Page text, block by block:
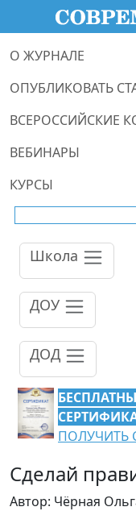
О ЖУРНАЛЕ
ОПУБЛИКОВАТЬ
ВСЕРОССИЙСКИЕ
ВЕБИНАРЫ
КУРСЫ
Школа
ДОУ
ДОД
ПОЛУЧИТЬ
Сделай
Автор: Чёрная